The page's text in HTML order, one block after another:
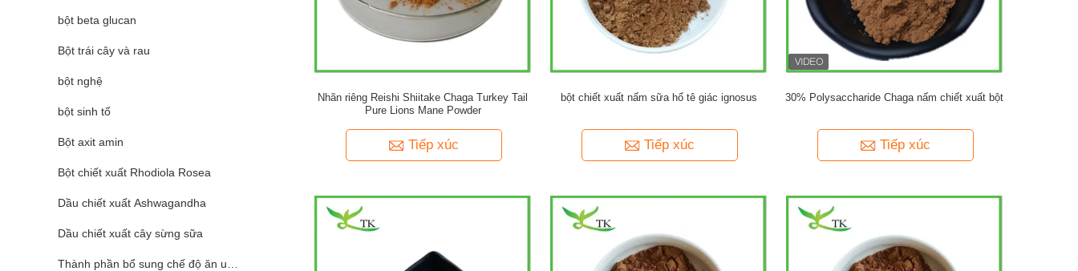
bột beta glucan
Bột trái cây và rau
bột nghệ
bột sinh tố
Bột axit amin
Bột chiết xuất Rhodiola Rosea
Dầu chiết xuất Ashwagandha
Dầu chiết xuất cây sừng sữa
Thành phần bổ sung chế độ ăn uống
Nhãn riêng Reishi Shiitake Chaga Turkey Tail
Pure Lions Mane Powder
Tiếp xúc
bột chiết xuất nấm sữa hổ tê giác ignosus
Tiếp xúc
30% Polysaccharide Chaga nấm chiết xuất bột
Tiếp xúc